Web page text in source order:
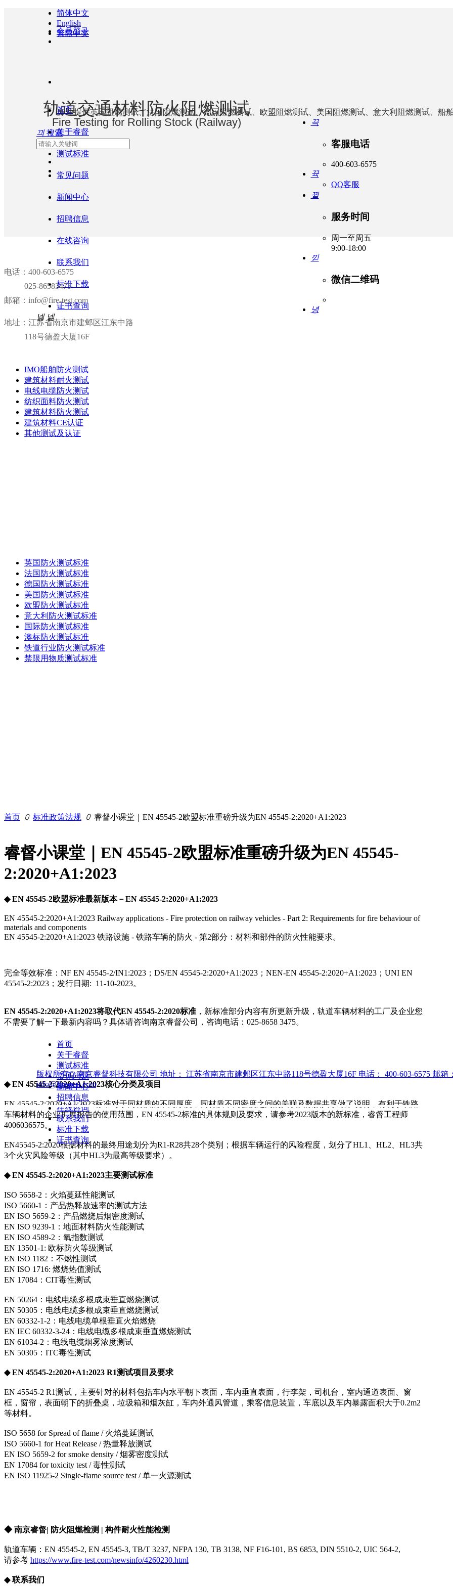
简体中文
English
繁體中文
会员登录
轨道交通材料防火阻燃测试
Fire Testing for Rolling Stock (Railway)
끠 搜索
首页
关于睿督
测试标准
常见问题
新闻中心
招聘信息
在线咨询
联系我们
标准下载
证书查询
专业提供英国阻燃测试、法国阻燃测试、德国阻燃测试、欧盟阻燃测试、美国阻燃测试、意大利阻燃测试、船
끅
客服电话
400-603-6575
뀩
QQ客服
뀥
服务时间
周一至周五
9:00-18:00
낃
微信二维码
녕
넳 넲
电话：400-603-6575
025-86583475
邮箱：info@fire-test.com
地址： 江苏省南京市建邺区江东中路
118号德盈大厦16F
IMO船舶防火测试
建筑材料耐火测试
电线电缆防火测试
纺织面料防火测试
建筑材料防火测试
建筑材料CE认证
其他测试及认证
英国防火测试标准
法国防火测试标准
德国防火测试标准
美国防火测试标准
欧盟防火测试标准
意大利防火测试标准
国际防火测试标准
澳标防火测试标准
铁道行业防火测试标准
禁限用物质测试标准
首页 ꄲ 标准政策法规 ꄲ 睿督小课堂｜EN 45545-2欧盟标准重磅升级为EN 45545-2:2020+A1:2023
睿督小课堂｜EN 45545-2欧盟标准重磅升级为EN 45545-
2:2020+A1:2023
◆ EN 45545-2欧盟标准最新版本－EN 45545-2:2020+A1:2023
EN 45545-2:2020+A1:2023 Railway applications - Fire protection on railway vehicles - Part 2: Requirements for fire behaviour of
materials and components
EN 45545-2:2020+A1:2023 铁路设施 - 铁路车辆的防火 - 第2部分：材料和部件的防火性能要求。
完全等效标准：NF EN 45545-2/IN1:2023；DS/EN 45545-2:2020+A1:2023；NEN-EN 45545-2:2020+A1:2023；UNI EN
45545-2:2023；发行日期: 11-10-2023。
EN 45545-2:2020+A1:2023将取代EN 45545-2:2020标准 ，新标准部分内容有所更新升级，轨道车辆材料的工厂及企业您
不需要了解一下最新内容吗？具体请咨询南京睿督公司，咨询电话：025-8658 3475。
◆ EN 45545-2:2020+A1:2023核心分类及项目
EN 45545-2:2020+A1:2023标准对于同材质的不同厚度，同材质不同密度之间的关联及数据共享做了说明，有利于铁路
车辆材料的企业扩展报告的使用范围，EN 45545-2标准的具体规则及要求，请参考2023版本的新标准，睿督工程师
4006036575。
EN45545-2:2020根据材料的最终用途划分为R1-R28共28个类别；根据车辆运行的风险程度，划分了HL1、HL2、HL3共
3个火灾风险等级（其中HL3为最高等级要求）。
◆ EN 45545-2:2020+A1:2023主要测试标准
ISO 5658-2：火焰蔓延性能测试
ISO 5660-1：产品热释放速率的测试方法
EN ISO 5659-2：产品燃烧后烟密度测试
EN ISO 9239-1：地面材料防火性能测试
EN ISO 4589-2：氧指数测试
EN 13501-1: 欧标防火等级测试
EN ISO 1182：不燃性测试
EN ISO 1716: 燃烧热值测试
EN 17084：CIT毒性测试
EN 50264：电线电缆多根成束垂直燃烧测试
EN 50305：电线电缆多根成束垂直燃烧测试
EN 60332-1-2：电线电缆单根垂直火焰燃烧
EN IEC 60332-3-24：电线电缆多根成束垂直燃烧测试
EN 61034-2：电线电缆烟雾浓度测试
EN 50305：ITC毒性测试
◆ EN 45545-2:2020+A1:2023 R1测试项目及要求
EN 45545-2 R1测试，主要针对的材料包括车内水平朝下表面，车内垂直表面，行李架，司机台，室内通道表面、窗
框，窗帘，表面朝下的折叠桌，垃圾箱和烟灰缸，车内外通风管道，乘客信息装置，车底以及车内暴露面积大于0.2m2
等材料。
ISO 5658 for Spread of flame / 火焰蔓延测试
ISO 5660-1 for Heat Release / 热量释放测试
EN ISO 5659-2 for smoke density / 烟雾密度测试
EN 17084 for toxicity test / 毒性测试
EN ISO 11925-2 Single-flame source test / 单一火源测试
◆ 南京睿督| 防火阻燃检测 | 构件耐火性能检测
轨道车辆：EN 45545-2, EN 45545-3, TB/T 3237, NFPA 130, TB 3138, NF F16-101, BS 6853, DIN 5510-2, UIC 564-2,
请参考 https://www.fire-test.com/newsinfo/4260230.html
◆ 联系我们
首页
关于睿督
测试标准
常见问题
新闻中心
招聘信息
在线咨询
联系我们
标准下载
证书查询
版权所有© 南京睿督科技有限公司 地址： 江苏省南京市建邺区江东中路118号德盈大厦16F 电话： 400-603-6575 邮箱
info@fire-test.com